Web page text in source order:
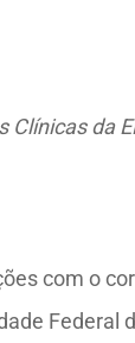
Clínicas da
com o
Federal